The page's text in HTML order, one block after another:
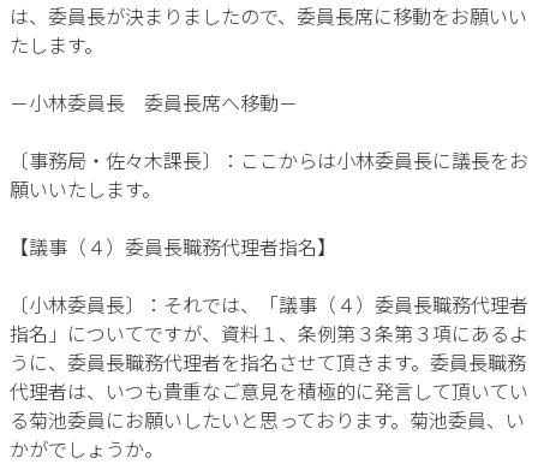
は、委員長が決まりましたので、委員長席に移動をお願いい
たします。
－小林委員長 委員長席へ移動－
〔事務局・佐々木課長〕：ここからは小林委員長に議長をお
願いいたします。
【議事（４）委員長職務代理者指名】
〔小林委員長〕：それでは、「議事（４）委員長職務代理者
指名」についてですが、資料１、条例第３条第３項にあるよ
うに、委員長職務代理者を指名させて頂きます。委員長職務
代理者は、いつも貴重なご意見を積極的に発言して頂いてい
る菊池委員にお願いしたいと思っております。菊池委員、い
かがでしょうか。